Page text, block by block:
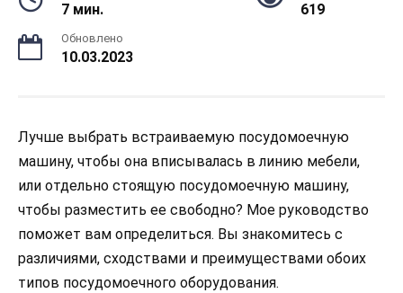
7 мин. 619
Обновлено
10.03.2023
Лучше выбрать встраиваемую посудомоечную
машину, чтобы она вписывалась в линию мебели,
или отдельно стоящую посудомоечную машину,
чтобы разместить ее свободно? Мое руководство
поможет вам определиться. Вы знакомитесь с
различиями, сходствами и преимуществами обоих
типов посудомоечного оборудования.